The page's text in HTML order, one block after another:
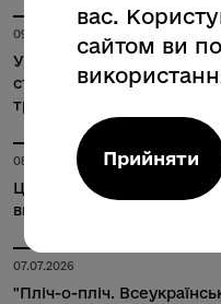
09.07.2026
У Полтаві обговорили
створення пілотного
трансформації шкільних
08.07.2026
Цьогоріч у Полтавській
випускник склав НМТ на
07.07.2026
"Пліч-о-пліч.
вас.
сайтом ви
Прийняти